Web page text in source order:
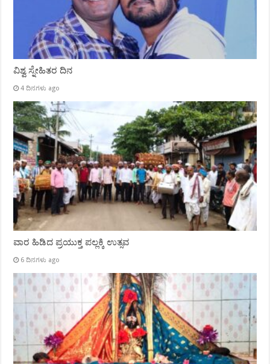
ವಿಶ್ವ ಸ್ನೇಹಿತರ ದಿನ
4 ದಿನಗಳು ago
ವಾರ ಹಿಡಿದ ಪ್ರಯುಕ್ತ ಪಲ್ಲಕ್ಕಿ ಉತ್ಸವ
6 ದಿನಗಳು ago